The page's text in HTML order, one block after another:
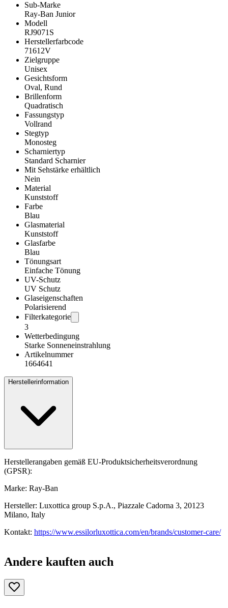
Sub-Marke
Ray-Ban Junior
Modell
RJ9071S
Herstellerfarbcode
71612V
Zielgruppe
Unisex
Gesichtsform
Oval, Rund
Brillenform
Quadratisch
Fassungstyp
Vollrand
Stegtyp
Monosteg
Scharniertyp
Standard Scharnier
Mit Sehstärke erhältlich
Nein
Material
Kunststoff
Farbe
Blau
Glasmaterial
Kunststoff
Glasfarbe
Blau
Tönungsart
Einfache Tönung
UV-Schutz
UV Schutz
Glaseigenschaften
Polarisierend
Filterkategorie
3
Wetterbedingung
Starke Sonneneinstrahlung
Artikelnummer
1664641
Herstellerinformation
Herstellerangaben gemäß EU-Produktsicherheitsverordnung
(GPSR):
Marke: Ray-Ban
Hersteller: Luxottica group S.p.A., Piazzale Cadorna 3, 20123
Milano, Italy
Kontakt: https://www.essilorluxottica.com/en/brands/customer-care/
Andere kauften auch